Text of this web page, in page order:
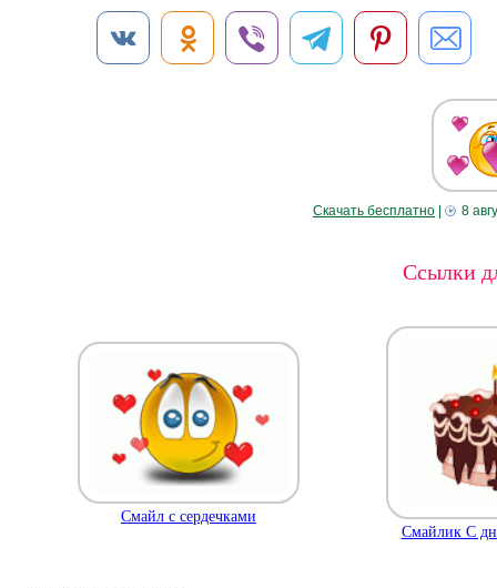
Скачать бесплатно 8
Ссылки
Смайл с сердечками
Смайлик С